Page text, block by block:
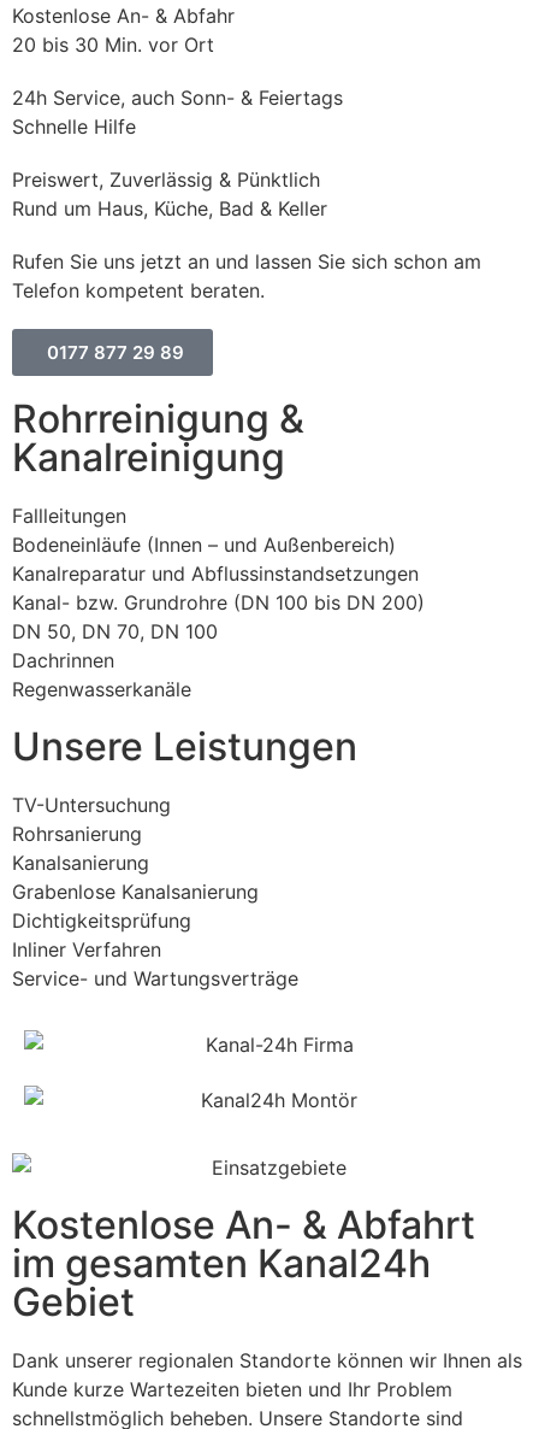
Kostenlose An- & Abfahr
20 bis 30 Min. vor Ort
24h Service, auch Sonn- & Feiertags
Schnelle Hilfe
Preiswert, Zuverlässig & Pünktlich
Rund um Haus, Küche, Bad & Keller
Rufen Sie uns jetzt an und lassen Sie sich schon am
Telefon kompetent beraten.
0177 877 29 89
Rohrreinigung &
Kanalreinigung
Fallleitungen
Bodeneinläufe (Innen – und Außenbereich)
Kanalreparatur und Abflussinstandsetzungen
Kanal- bzw. Grundrohre (DN 100 bis DN 200)
DN 50, DN 70, DN 100
Dachrinnen
Regenwasserkanäle
Unsere Leistungen
TV-Untersuchung
Rohrsanierung
Kanalsanierung
Grabenlose Kanalsanierung
Dichtigkeitsprüfung
Inliner Verfahren
Service- und Wartungsverträge
Kostenlose An- & Abfahrt
im gesamten Kanal24h
Gebiet
Dank unserer regionalen Standorte können wir Ihnen als
Kunde kurze Wartezeiten bieten und Ihr Problem
schnellstmöglich beheben. Unsere Standorte sind